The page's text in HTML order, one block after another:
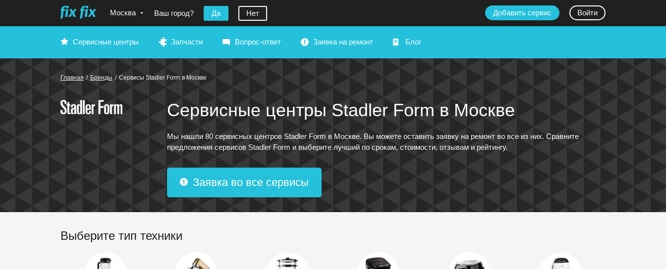
Москва Ваш город? Да Нет Добавить сервис Войти
Сервисные центры Запчасти Вопрос-ответ Заявка на ремонт Блог
Главная / Бренды / Сервисы Stadler Form в Москве
Сервисные центры Stadler Form в Москве
Мы нашли 80 сервисных центров Stadler Form в Москве. Вы можете оставить заявку на ремонт во все из них. Сравните
предложения сервисов Stadler Form и выберите лучший по срокам, стоимости, отзывам и рейтингу.
Заявка во все сервисы
Выберите тип техники